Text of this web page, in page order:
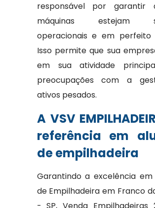
responsável por garantir
máquinas estejam
operacionais e em perfeito
Isso permite que sua
em sua atividade
preocupações com a
ativos pesados.
A VSV
referência em
de empilhadeira
Garantindo a excelência em
de Empilhadeira em Franco